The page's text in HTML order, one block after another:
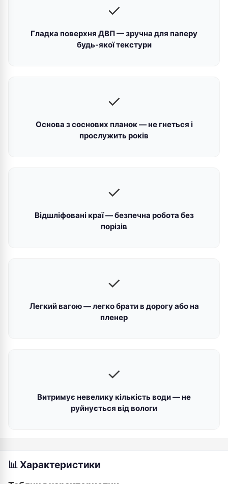
✓
Гладка поверхня ДВП — зручна для паперу
будь-якої текстури
✓
Основа з соснових планок — не гнеться і
прослужить років
✓
Відшліфовані краї — безпечна робота без
порізів
✓
Легкий вагою — легко брати в дорогу або на
пленер
✓
Витримує невелику кількість води — не
руйнується від вологи
📊 Характеристики